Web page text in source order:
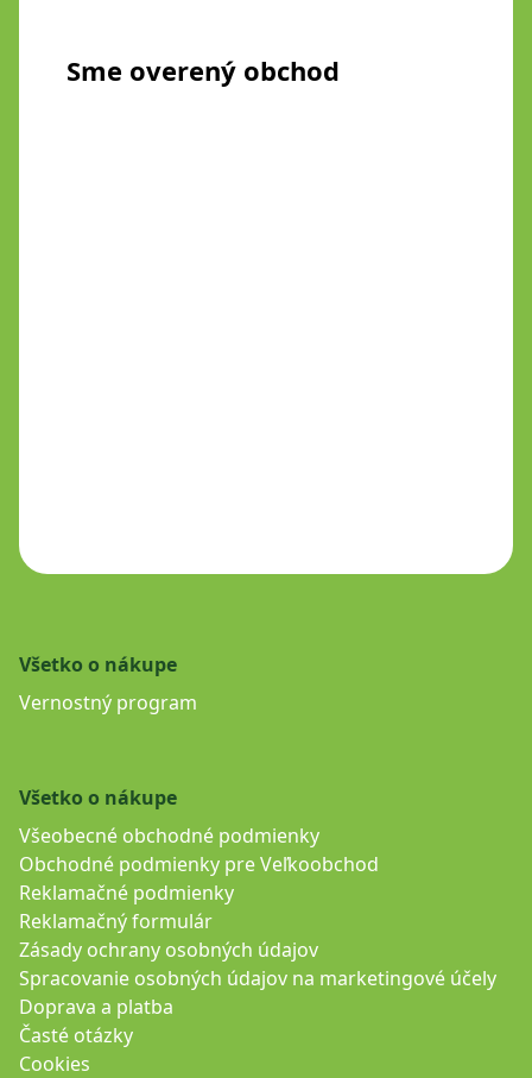
Sme overený obchod
Všetko o nákupe
Vernostný program
Všetko o nákupe
Všeobecné obchodné podmienky
Obchodné podmienky pre Veľkoobchod
Reklamačné podmienky
Reklamačný formulár
Zásady ochrany osobných údajov
Spracovanie osobných údajov na marketingové účely
Doprava a platba
Časté otázky
Cookies